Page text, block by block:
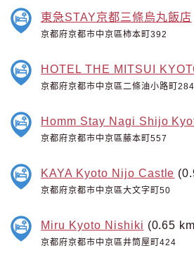
東急STAY京都三條烏丸飯店
京都府京都市中京區柿本町392
HOTEL THE MITSUI
京都府京都市中京區二條油小路町284
Homm Stay Nagi Shijo
京都府京都市中京區藤本町557
KAYA Kyoto Nijo Castle
京都府京都市中京區大文字町50
Miru Kyoto Nishiki (0.65
京都府京都市中京區井筒屋町424